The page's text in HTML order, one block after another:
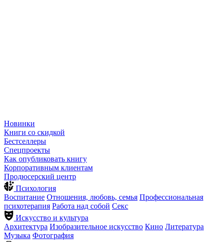
Новинки
Книги со скидкой
Бестселлеры
Спецпроекты
Как опубликовать книгу
Корпоративным клиентам
Продюсерский центр
Психология
Воспитание Отношения, любовь, семья Профессиональная
психотерапия Работа над собой Секс
Искусство и культура
Архитектура Изобразительное искусство Кино Литература
Музыка Фотография